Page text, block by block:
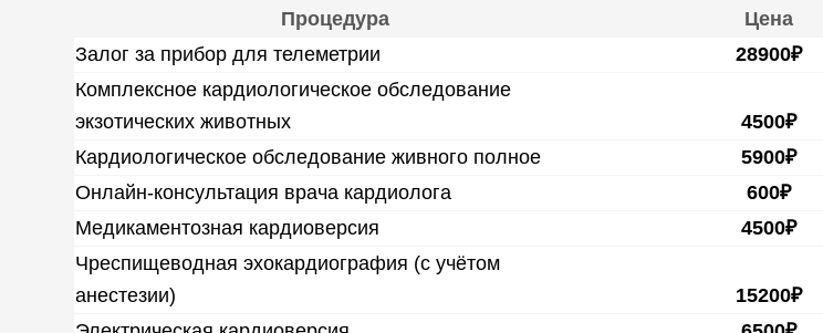
Процедура
Цена
Залог за прибор для телеметрии
28900₽
Комплексное кардиологическое обследование
экзотических животных
4500₽
Кардиологическое обследование живного полное
5900₽
Онлайн-консультация врача кардиолога
600₽
Медикаментозная кардиоверсия
4500₽
Чреспищеводная эхокардиография (с учётом
анестезии)
15200₽